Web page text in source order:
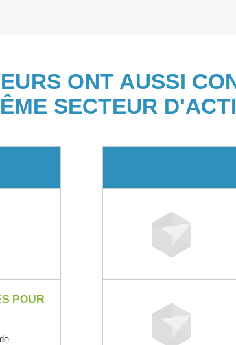
ONT AUSSI
SECTEUR
POUR